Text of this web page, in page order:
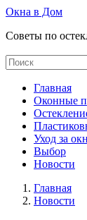
Окна в Дом
Советы по
Главная
Оконные
Уход за
Выбор
Новости
Главная
Новости